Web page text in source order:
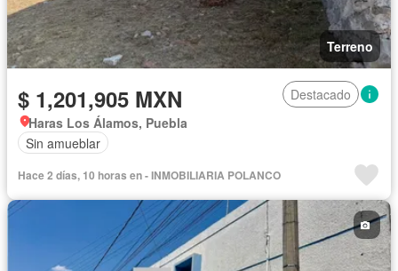
Terreno
$ 1,201,905 MXN
Destacado
Haras Los Álamos, Puebla
Sin amueblar
Hace 2 días, 10 horas en - INMOBILIARIA POLANCO